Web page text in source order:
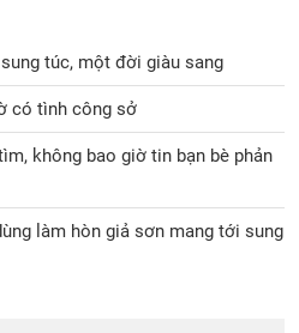
túc, một đời giàu sang
có tình công sở
không bao giờ tin bạn bè phản
làm hòn giả sơn mang tới sung